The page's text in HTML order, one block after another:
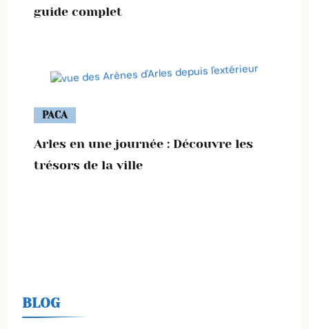
guide complet
PACA
Arles en une journée : Découvre les
trésors de la ville
BLOG